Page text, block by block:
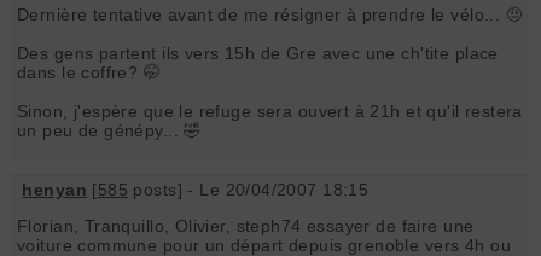
Dernière tentative avant de me résigner à prendre le vélo... 🤨
Des gens partent ils vers 15h de Gre avec une ch'tite place
dans le coffre? 🤭
Sinon, j'espère que le refuge sera ouvert à 21h et qu'il restera
un peu de génépy... 🤣
henyan [585 posts] - Le 20/04/2007 18:15
Florian, Tranquillo, Olivier, steph74 essayer de faire une
voiture commune pour un départ depuis grenoble vers 4h ou